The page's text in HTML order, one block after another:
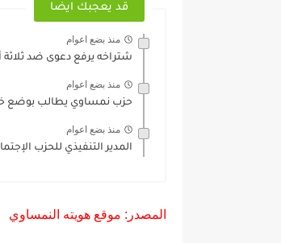
قد يعجبك ايضا
منذ بضع اعوام
شتراخه يرفع دعوى ضد ثلاثة
منذ بضع اعوام
حزب نمساوي يطالب بوضع
منذ بضع اعوام
المدير التنفيذي للحزب
المصدر: موقع هويته النمساوي